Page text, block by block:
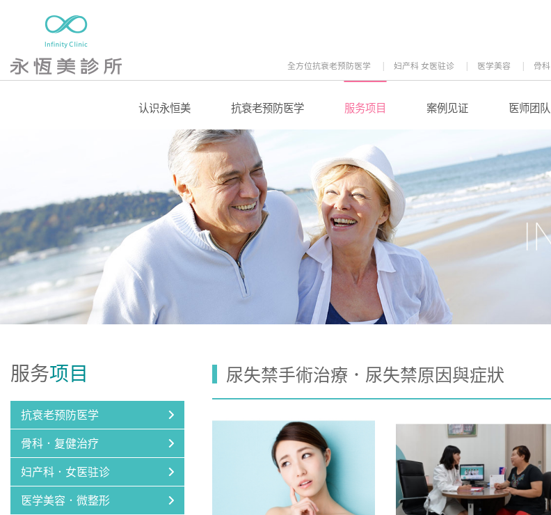
全方位抗衰老预防医学
妇产科 女医驻诊 医学美容 骨科
认识永恒美 抗衰老预防医学 服务项目 案例见证 医师团队
服务项目
抗衰老预防医学
骨科．复健治疗
妇产科．女医驻诊
医学美容．微整形
尿失禁手術治療．尿失禁原因與症狀